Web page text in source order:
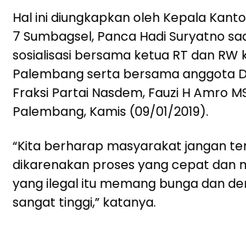
Hal ini diungkapkan oleh Kepala
7 Sumbagsel, Panca Hadi Suryatno
sosialisasi bersama ketua RT dan RW
Palembang serta bersama anggota
Fraksi Partai Nasdem, Fauzi H Amro
Palembang, Kamis (09/01/2019).
“Kita berharap masyarakat jangan
dikarenakan proses yang cepat dan
yang ilegal itu memang bunga dan
sangat tinggi,” katanya.